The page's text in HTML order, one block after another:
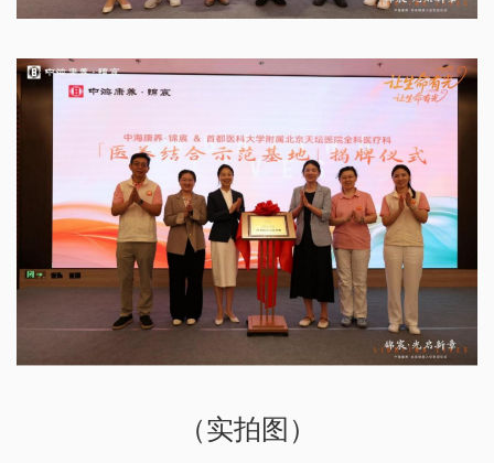
（实拍图）